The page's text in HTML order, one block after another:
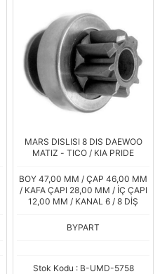
MARS DISLISI 8 DIS DAEWOO
MATIZ - TICO / KIA PRIDE
BOY 47,00 MM / ÇAP 46,00 MM
/ KAFA ÇAPI 28,00 MM / İÇ ÇAPI
12,00 MM / KANAL 6 / 8 DİŞ
BYPART
Stok Kodu : B-UMD-5758